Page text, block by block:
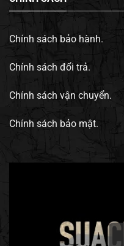
Chính sách bảo hành.
Chính sách đổi trả.
Chính sách vận chuyển.
Chính sách bảo mật.